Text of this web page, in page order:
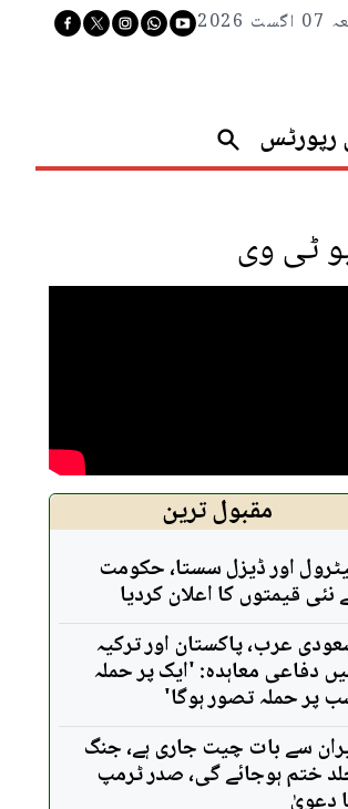
2026
ٹی وی
مقبول ترین
اور ڈیزل سستا، حکومت
نئی قیمتوں کا اعلان کردیا
عرب، پاکستان اور ترکیہ
دفاعی معاہدہ: 'ایک پر حملہ
پر حملہ تصور ہوگا'
سے بات چیت جاری ہے، جنگ
ختم ہوجائے گی، صدر ٹرمپ